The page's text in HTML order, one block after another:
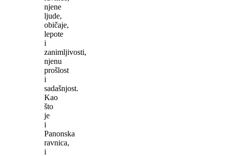
njene
ljude,
običaje,
lepote
i
zanimljivosti,
njenu
prošlost
i
sadašnjost.
Kao
što
je
i
Panonska
ravnica,
i